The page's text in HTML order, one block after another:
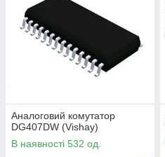
Аналоговий комутатор
DG407DW (Vishay)
В наявності 532 од.